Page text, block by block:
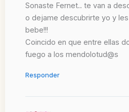
Sonaste Fernet.. te van a
o dejame descubrirte yo y
bebe!!!
Coincido en que entre ellas
fuego a los mendolotud@s
Responder